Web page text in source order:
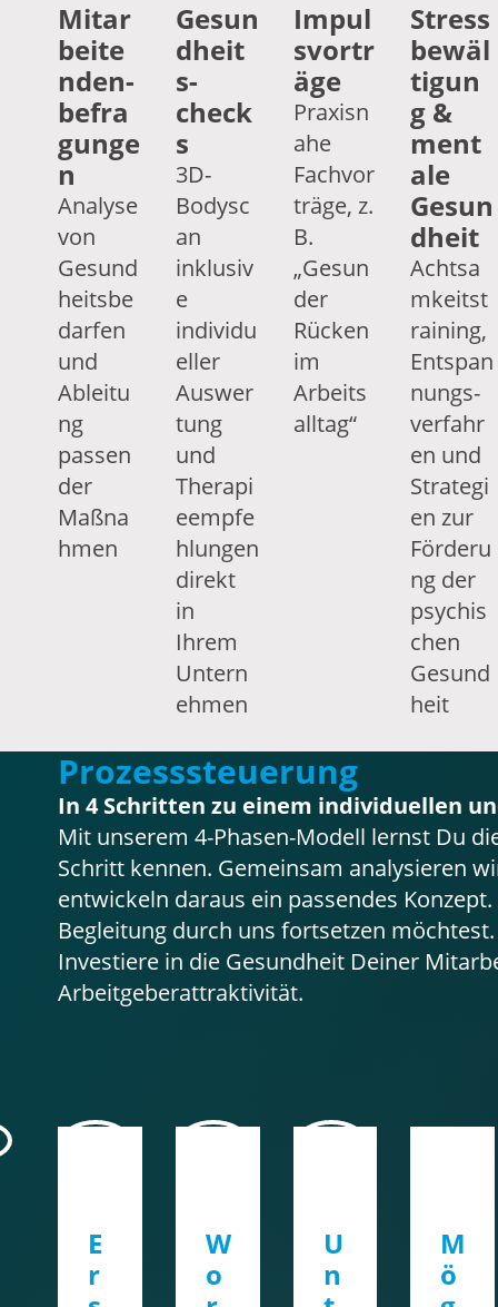
Mitar
beite
nden­
befra
gunge
n
Analyse
von
Gesund
heitsbe
darfen
und
Ableitu
ng
passen
der
Maßna
hmen
Gesun
dheit
s­
check
s
3D-
Bodysc
an
inklusiv
e
individu
eller
Auswer
tung
und
Therapi
eempfe
hlungen
direkt
in
Ihrem
Untern
ehmen
Impul
svortr
äge
Praxisn
ahe
Fachvor
träge, z.
B.
„Gesun
der
Rücken
im
Arbeits
alltag“
Stress
bewäl
tigun
g &
ment
ale
Gesun
dheit
Achtsa
mkeitst
raining,
Entspan
nungs­
verfahr
en und
Strategi
en zur
Förderu
ng der
psychis
chen
Gesund
heit
Prozesssteuerung
In 4 Schritten zu einem individuellen
Mit unserem 4-Phasen-Modell lernst Du
Schritt kennen. Gemeinsam analysieren
entwickeln daraus ein passendes
Begleitung durch uns fortsetzen möchtest.
Investiere in die Gesundheit Deiner
Arbeitgeberattraktivität.
E
r
2
W
o
3
U
n
4
M
ö